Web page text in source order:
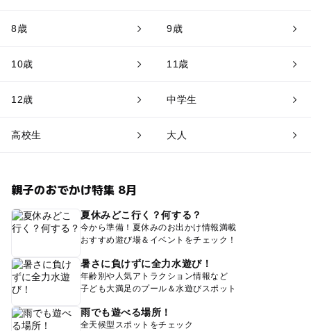
8歳 9歳
10歳 11歳
12歳 中学生
高校生 大人
親子のおでかけ特集 8月
夏休みどこ行く？何する？
今から準備！夏休みのお出かけ情報満載
おすすめ遊び場＆イベントをチェック！
暑さに負けずに全力水遊び！
年齢別や人気アトラクション情報など
子ども大満足のプール＆水遊びスポット
雨でも遊べる場所！
全天候型スポットをチェック